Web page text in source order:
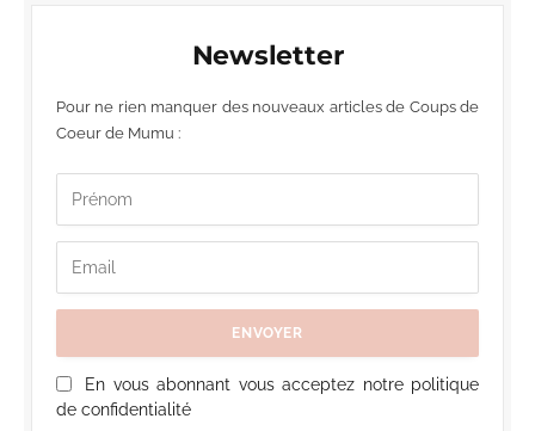
Newsletter
Pour ne rien manquer des nouveaux articles de Coups de
Coeur de Mumu :
En vous abonnant vous acceptez notre politique
de confidentialité